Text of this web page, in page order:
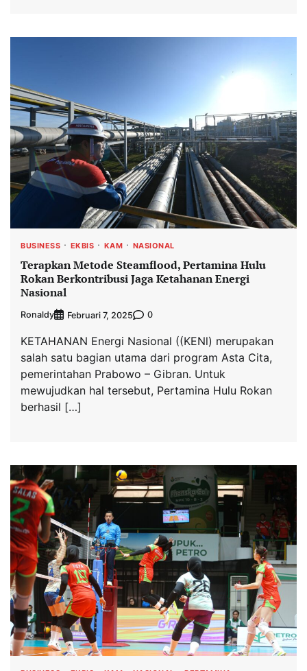
BUSINESS EKBIS KAM NASIONAL
Terapkan Metode Steamflood, Pertamina Hulu
Rokan Berkontribusi Jaga Ketahanan Energi
Nasional
Ronaldy Februari 7, 2025 0
KETAHANAN Energi Nasional ((KENl) merupakan
salah satu bagian utama dari program Asta Cita,
pemerintahan Prabowo – Gibran. Untuk
mewujudkan hal tersebut, Pertamina Hulu Rokan
berhasil […]